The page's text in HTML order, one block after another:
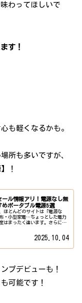
わってほしいで
す！
も軽くなるかも。
所も多いですが、
！
ール情報アリ！電源なし無
めポータブル電源5選
ほとんどのサイトは「電源な
・小型家電…ちょっとした電力
はまったく違います。さらにポ
2025.10.04
プデビューも！
可能です！